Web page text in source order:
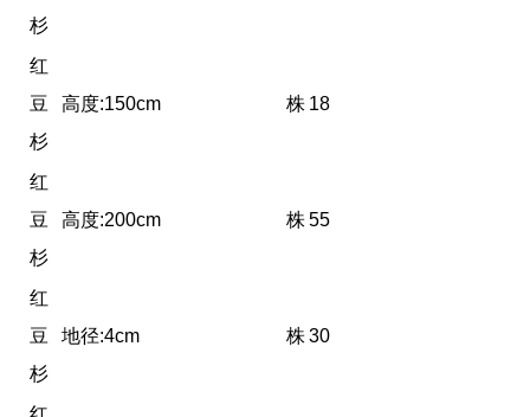
杉
红
豆
杉
高度:150cm 株 18
红
豆
杉
高度:200cm 株55
红
豆
杉
地径:4cm 株30